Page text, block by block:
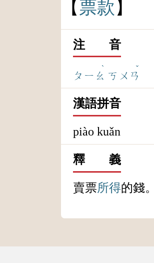
票款
注 音
ㄆㄧㄠ
ˋ
ㄎㄨㄢ
ˇ
漢語拼音
piào kuǎn
釋 義
賣票所得的錢。